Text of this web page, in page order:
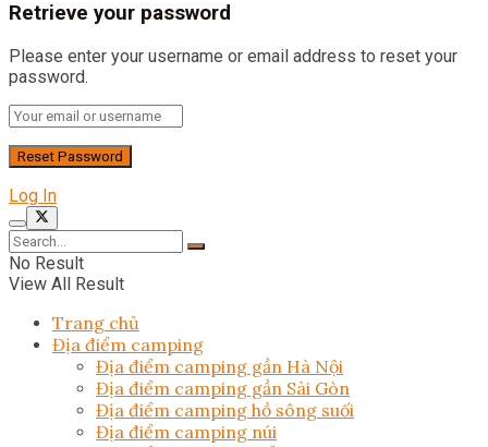
Retrieve your password
Please enter your username or email address to reset your
password.
Log In
No Result
View All Result
Trang chủ
Địa điểm camping
Địa điểm camping gần Hà Nội
Địa điểm camping gần Sài Gòn
Địa điểm camping hồ sông suối
Địa điểm camping núi